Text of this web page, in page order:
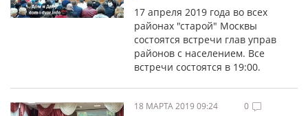
17 апреля 2019 года во всех
районах "старой" Москвы
состоятся встречи глав управ
районов с населением. Все
встречи состоятся в 19:00.
18 МАРТА 2019 09:24 0